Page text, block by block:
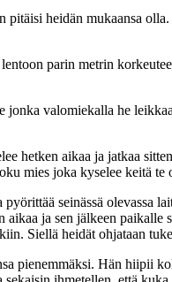
heidän mukaansa
parin metrin
valomiekalla he
hetken aikaa ja jatkaa
mies joka kyselee keitä te
seinässä olevassa
ja sen jälkeen paikalle
Siellä heidät ohjataan
pienemmäksi. Hän hiipii